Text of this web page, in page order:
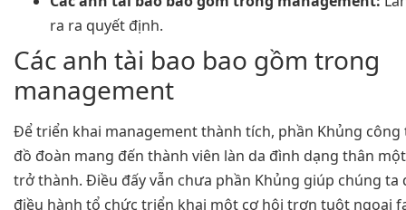
ra ra quyết định.
Các anh tài bao bao gồm trong
management
Để triển khai management thành tích, phần Khủng công
đồ đoàn mang đến thành viên làn da đình dạng thân
trở thành. Điều đấy vẫn chưa phần Khủng giúp chúng ta
điều hành tổ chức triển khai một cơ hội trơn tuột ngoại